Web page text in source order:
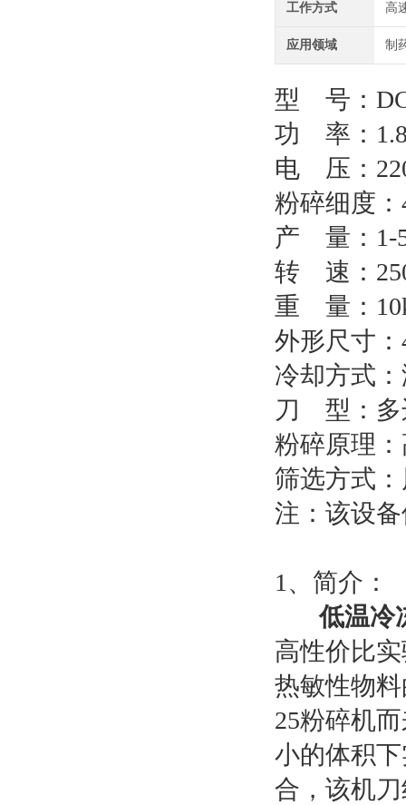
工作方式 高
应用领域 制
型 号：
功 率：
电 压：
粉碎细度：
产 量：1-
转 速：
重 量：
外形尺寸：
冷却方式
刀 型：多
粉碎原理
筛选方式
注：该设
1、简介：
低温冷
高性价比
热敏性物
25粉碎机
小的体积
合，该机